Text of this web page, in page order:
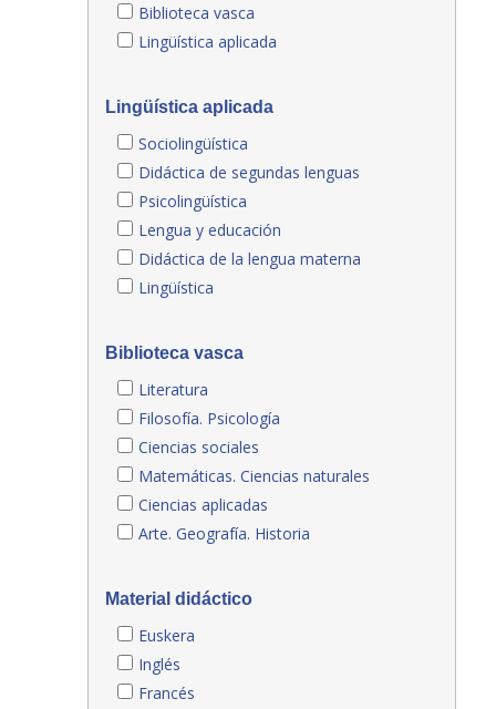
Biblioteca vasca
Lingüística aplicada
Lingüística aplicada
Sociolingüística
Didáctica de segundas lenguas
Psicolingüística
Lengua y educación
Didáctica de la lengua materna
Lingüística
Biblioteca vasca
Literatura
Filosofía. Psicología
Ciencias sociales
Matemáticas. Ciencias naturales
Ciencias aplicadas
Arte. Geografía. Historia
Material didáctico
Euskera
Inglés
Francés